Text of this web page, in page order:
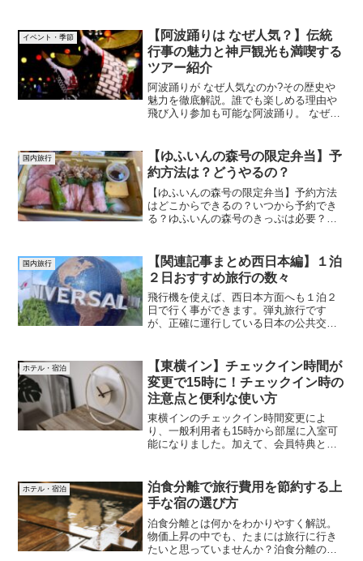
は写真に収める絶好の場所です。飛行機
に乗れば１泊２日でも楽しく過ごせます
よ。ぜひ行ってみて下さい。
イベント・季節
【阿波踊りは なぜ人気？】伝統
行事の魅力と神戸観光も満喫する
ツアー紹介
阿波踊りが なぜ人気なのか?その歴史や
魅力を徹底解説。誰でも楽しめる理由や
飛び入り参加も可能な阿波踊り。 なぜ人
もあわせてご紹介しています。
国内旅行
【ゆふいんの森号の限定弁当】予
約方法は？どうやるの？
【ゆふいんの森号の限定弁当】予約方法
はどこからできるの？いつから予約でき
る？ゆふいんの森号のきっぷは必要？な
すが、先着順ではないので入力を間違わ
ないようにゆっくり注文してください。
ぜひ車窓の景色と一緒にお弁当も堪能し
て下さい。
国内旅行
【関連記事まとめ西日本編】１泊
２日おすすめ旅行の数々
飛行機を使えば、西日本方面へも１泊２
日で行く事ができます。弾丸旅行です
が、正確に運行している日本の公共交通
ってみたい。そんな願いを叶えてくれる
日本の公共交通機関に感謝しています。
ホテル・宿泊
【東横イン】チェックイン時間が
変更で15時に！チェックイン時の
注意点と便利な使い方
東横インのチェックイン時間変更によ
り、一般利用者も15時から部屋に入室可
能になりました。加えて、会員特典との
ます。東横インのチェックイン時間が変
更になった事でより利用しやすい滞在を
実感してください。
ホテル・宿泊
泊食分離で旅行費用を節約する上
手な宿の選び方
泊食分離とは何かをわかりやすく解説。
物価上昇の中でも、たまには旅行に行き
たいと思っていませんか？泊食分離のメ